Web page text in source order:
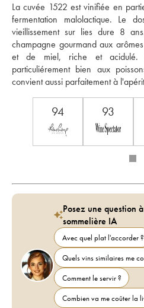
La cuvée 1522 est vinifiée en
fermentation malolactique. Le
vieillissement sur lies dure 8
champagne gourmand aux
et de miel, riche et acidulé.
particuliérement bien aux
convient aussi parfaitement à
94 93
Posez une question
sommelière IA
Avec quel plat l'accorder ?
Quels vins similaires me
Comment le servir ?
Combien va me coûter la